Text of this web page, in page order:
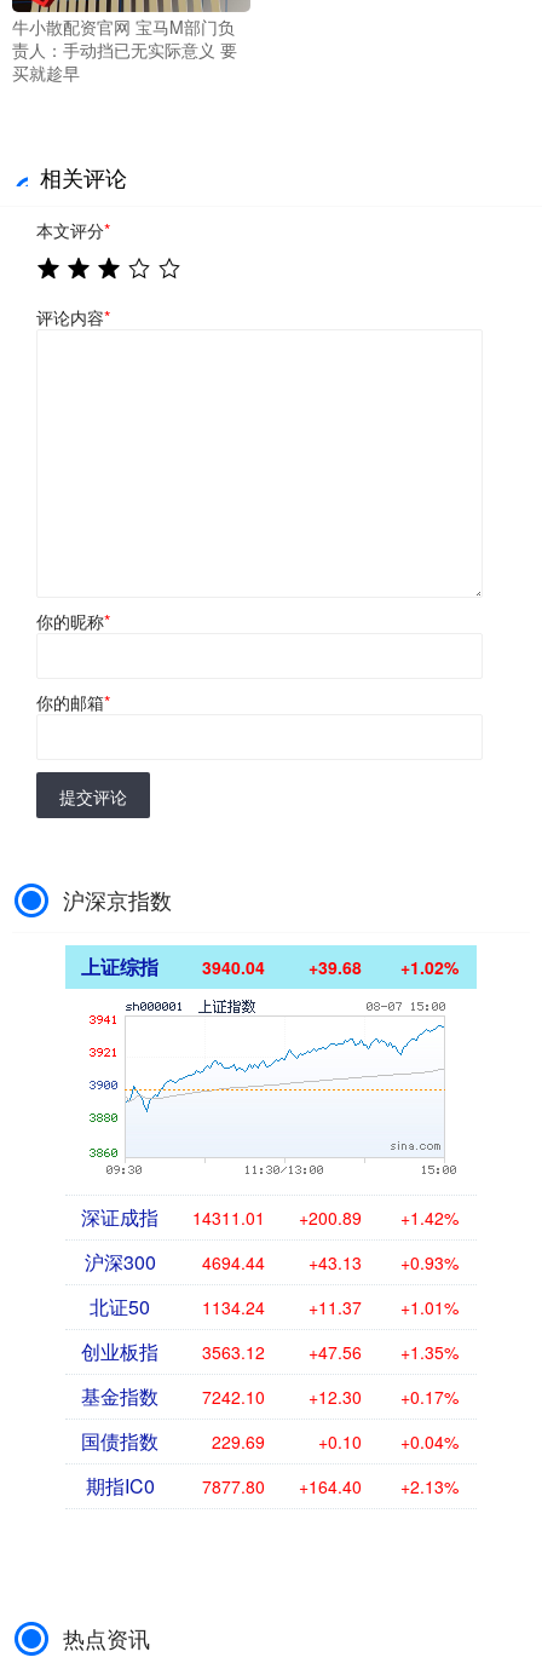
牛小散配资官网 宝马M部门负
责人：手动挡已无实际意义 要
买就趁早
相关评论
本文评分*
评论内容*
你的昵称*
你的邮箱*
提交评论
沪深京指数
上证综指 3940.04 +39.68 +1.02%
深证成指 14311.01 +200.89 +1.42%
沪深300 4694.44 +43.13 +0.93%
北证50 1134.24 +11.37 +1.01%
创业板指 3563.12 +47.56 +1.35%
基金指数 7242.10 +12.30 +0.17%
国债指数 229.69 +0.10 +0.04%
期指IC0 7877.80 +164.40 +2.13%
热点资讯